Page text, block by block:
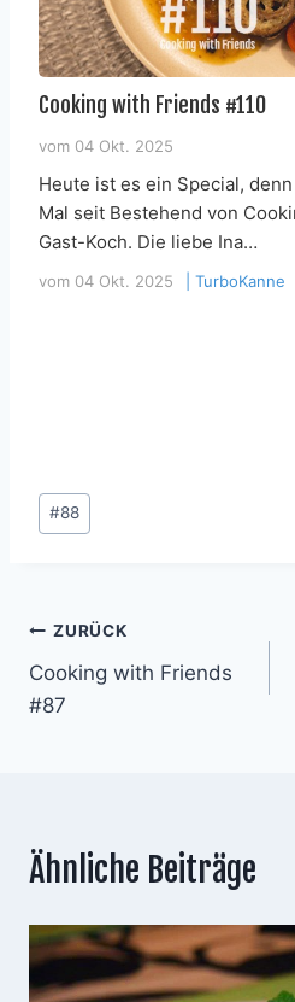
Cooking with Friends #110
vom 04 Okt. 2025
Heute ist es ein Special,
Mal seit Bestehend von
Gast-Koch. Die liebe Ina…
vom 04 Okt. 2025 TurboKanne
Schlagworte:
#88
Beitragsnavigation
ZURÜCK
Cooking with Friends
#87
Ähnliche Beiträge